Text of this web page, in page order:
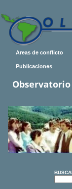
Areas de conflicto
Publicaciones